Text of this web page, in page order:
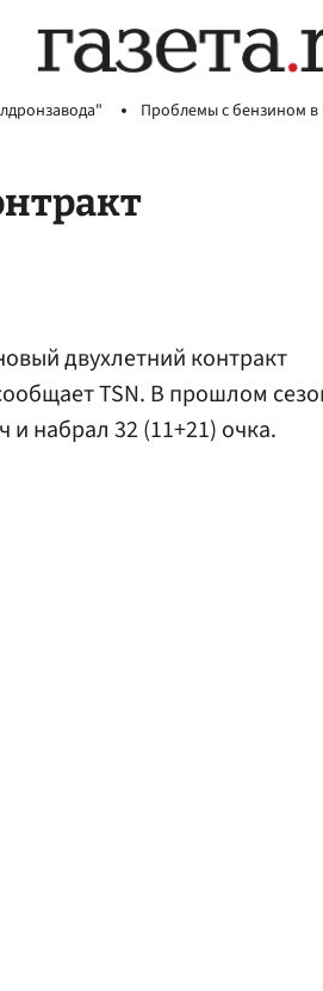
Проблемы с бензином в
двухлетний контракт
TSN. В прошлом
набрал 32 (11+21) очка.